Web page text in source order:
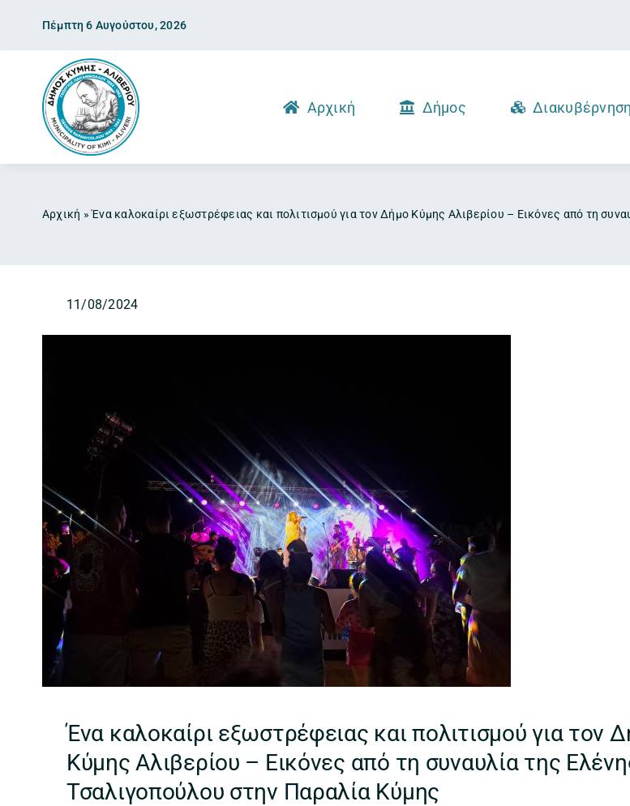
content
Πέμπτη 6 Αυγούστου, 2026
Αρχική Δήμος Διακυβέρνηση
Αρχική »Ένα καλοκαίρι εξωστρέφειας και πολιτισμού για τον Δήμο Κύμης Αλιβερίου – Εικόνες από τη
11/08/2024
Ένα καλοκαίρι εξωστρέφειας και πολιτισμού για τον
Κύμης Αλιβερίου – Εικόνες από τη συναυλία της
Τσαλιγοπούλου στην Παραλία Κύμης